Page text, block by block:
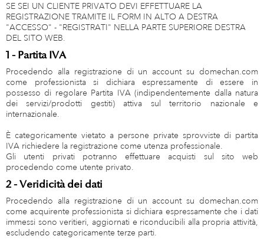
SE SEI UN CLIENTE PRIVATO DEVI EFFETTUARE LA
REGISTRAZIONE TRAMITE IL FORM IN ALTO A DESTRA
"ACCESSO" - "REGISTRATI" NELLA PARTE SUPERIORE DESTRA
DEL SITO WEB.
1 - Partita IVA
Procedendo alla registrazione di un account su domechan.com
come professionista si dichiara espressamente di essere in
possesso di regolare Partita IVA (indipendentemente dalla natura
dei servizi/prodotti gestiti) attiva sul territorio nazionale e
internazionale.
È categoricamente vietato a persone private sprovviste di partita
IVA richiedere la registrazione come utenza professionale.
Gli utenti privati potranno effettuare acquisti sul sito web
procedendo come utente privato.
2 - Veridicità dei dati
Procedendo alla registrazione di un account su domechan.com
come acquirente professionista si dichiara espressamente che i dati
immessi sono veritieri, aggiornati e riconducibili alla propria attività,
escludendo categoricamente terze parti.